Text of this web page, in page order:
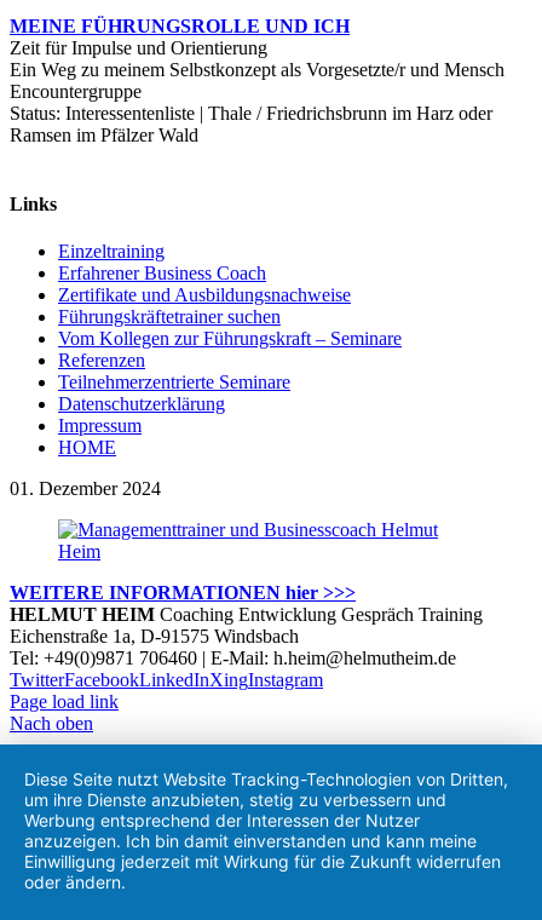
MEINE FÜHRUNGSROLLE UND ICH
Zeit für Impulse und Orientierung
Ein Weg zu meinem Selbstkonzept als Vorgesetzte/r und Mensch
Encountergruppe
Status: Interessentenliste | Thale / Friedrichsbrunn im Harz oder
Ramsen im Pfälzer Wald
Links
Einzeltraining
Erfahrener Business Coach
Zertifikate und Ausbildungsnachweise
Führungskräftetrainer suchen
Vom Kollegen zur Führungskraft – Seminare
Referenzen
Teilnehmerzentrierte Seminare
Datenschutzerklärung
Impressum
HOME
01. Dezember 2024
WEITERE INFORMATIONEN hier >>>
HELMUT HEIM Coaching Entwicklung Gespräch Training
Eichenstraße 1a, D-91575 Windsbach
Tel: +49(0)9871 706460 | E-Mail: h.heim@helmutheim.de
TwitterFacebookLinkedInXingInstagram
Page load link
Diese Seite nutzt Website Tracking-Technologien von Dritten,
um ihre Dienste anzubieten, stetig zu verbessern und
Werbung entsprechend der Interessen der Nutzer
anzuzeigen. Ich bin damit einverstanden und kann meine
Einwilligung jederzeit mit Wirkung für die Zukunft widerrufen
oder ändern.
Nach oben